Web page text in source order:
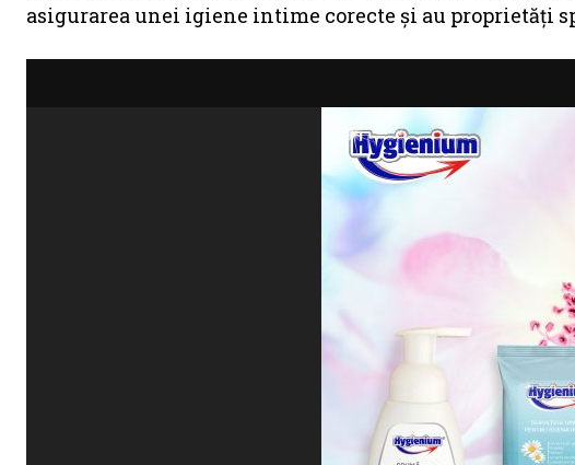
asigurarea unei igiene intime corecte și au proprietăți